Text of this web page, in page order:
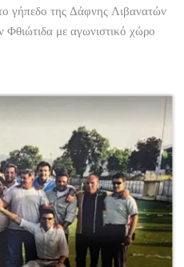
γήπεδο της Δάφνης Λιβανατών
Φθιώτιδα με αγωνιστικό χώρο